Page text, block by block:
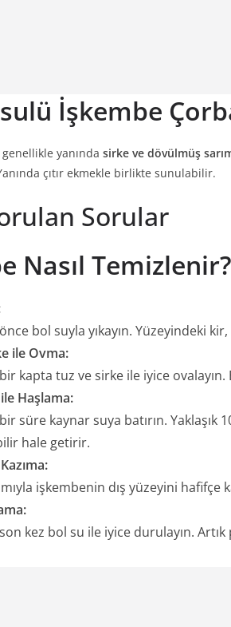
İşkembe
genellikle yanında sirke ve dövülmüş
çıtır ekmekle birlikte sunulabilir.
Sorular
Nasıl
bol suyla yıkayın. Yüzeyindeki
ile Ovma:
kapta tuz ve sirke ile iyice
Haşlama:
süre kaynar suya batırın. Yaklaşık
hale getirir.
işkembenin dış yüzeyini
kez bol su ile iyice durulayın.